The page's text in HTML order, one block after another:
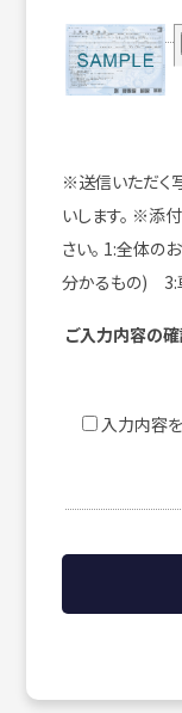
※送信いただく
いします。 ※添付
さい。 1:全体の
分かるもの) 3:
ご入力内容の
入力内容